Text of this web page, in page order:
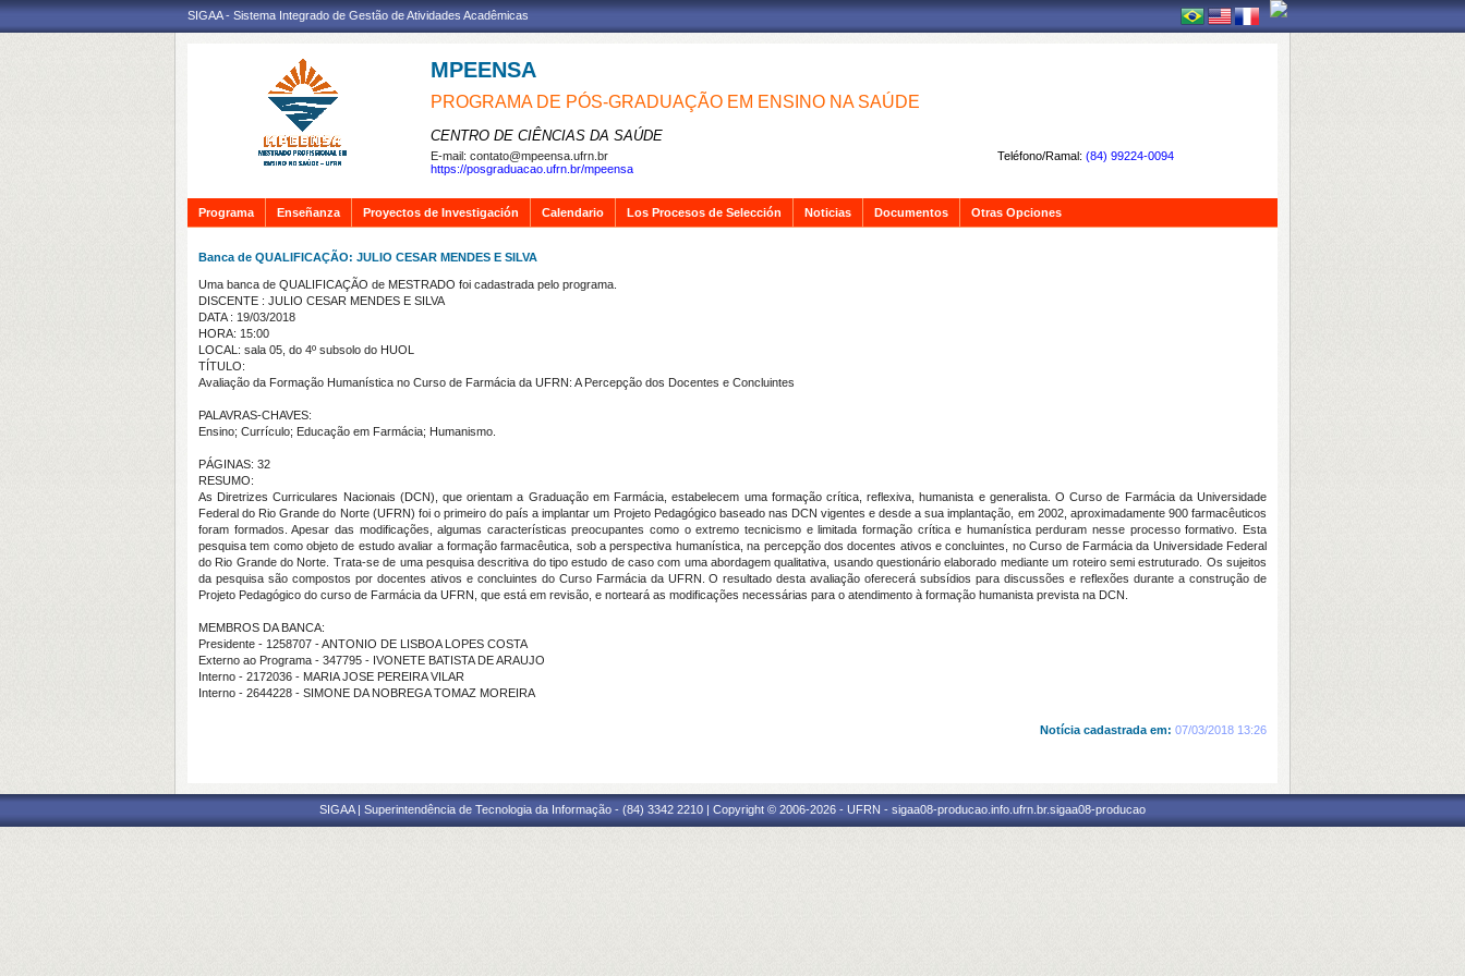
SIGAA - Sistema Integrado de Gestão de Atividades Acadêmicas
MPEENSA
PROGRAMA DE PÓS-GRADUAÇÃO EM ENSINO NA SAÚDE
CENTRO DE CIÊNCIAS DA SAÚDE
Teléfono/Ramal: (84) 99224-0094
E-mail: contato@mpeensa.ufrn.br
https://posgraduacao.ufrn.br/mpeensa
Programa Enseñanza Proyectos de Investigación Calendario Los Procesos de Selección Noticias Documentos Otras Opciones
Banca de QUALIFICAÇÃO: JULIO CESAR MENDES E SILVA
Uma banca de QUALIFICAÇÃO de MESTRADO foi cadastrada pelo programa.
DISCENTE : JULIO CESAR MENDES E SILVA
DATA : 19/03/2018
HORA: 15:00
LOCAL: sala 05, do 4º subsolo do HUOL
TÍTULO:
Avaliação da Formação Humanística no Curso de Farmácia da UFRN: A Percepção dos Docentes e Concluintes
PALAVRAS-CHAVES:
Ensino; Currículo; Educação em Farmácia; Humanismo.
PÁGINAS: 32
RESUMO:
As Diretrizes Curriculares Nacionais (DCN), que orientam a Graduação em Farmácia, estabelecem uma formação crítica, reflexiva, humanista e generalista. O Curso de Farmácia da Universidade
Federal do Rio Grande do Norte (UFRN) foi o primeiro do país a implantar um Projeto Pedagógico baseado nas DCN vigentes e desde a sua implantação, em 2002, aproximadamente 900 farmacêuticos
foram formados. Apesar das modificações, algumas características preocupantes como o extremo tecnicismo e limitada formação crítica e humanística perduram nesse processo formativo. Esta
pesquisa tem como objeto de estudo avaliar a formação farmacêutica, sob a perspectiva humanística, na percepção dos docentes ativos e concluintes, no Curso de Farmácia da Universidade Federal
do Rio Grande do Norte. Trata-se de uma pesquisa descritiva do tipo estudo de caso com uma abordagem qualitativa, usando questionário elaborado mediante um roteiro semi estruturado. Os sujeitos
da pesquisa são compostos por docentes ativos e concluintes do Curso Farmácia da UFRN. O resultado desta avaliação oferecerá subsídios para discussões e reflexões durante a construção de
Projeto Pedagógico do curso de Farmácia da UFRN, que está em revisão, e norteará as modificações necessárias para o atendimento à formação humanista prevista na DCN.
MEMBROS DA BANCA:
Presidente - 1258707 - ANTONIO DE LISBOA LOPES COSTA
Externo ao Programa - 347795 - IVONETE BATISTA DE ARAUJO
Interno - 2172036 - MARIA JOSE PEREIRA VILAR
Interno - 2644228 - SIMONE DA NOBREGA TOMAZ MOREIRA
Notícia cadastrada em: 07/03/2018 13:26
SIGAA | Superintendência de Tecnologia da Informação - (84) 3342 2210 | Copyright © 2006-2026 - UFRN - sigaa08-producao.info.ufrn.br.sigaa08-producao